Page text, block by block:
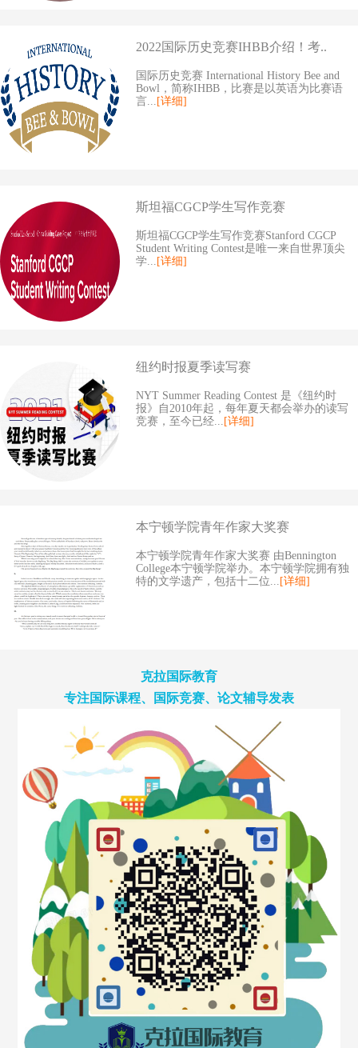
2022国际历史竞赛IHBB介绍！考..
国际历史竞赛 International History Bee and
Bowl，简称IHBB，比赛是以英语为比赛语
言... [详细]
斯坦福CGCP学生写作竞赛
斯坦福CGCP学生写作竞赛Stanford CGCP
Student Writing Contest是唯一来自世界顶尖
学... [详细]
纽约时报夏季读写赛
NYT Summer Reading Contest 是《纽约时
报》自2010年起，每年夏天都会举办的读写
竞赛，至今已经... [详细]
本宁顿学院青年作家大奖赛
本宁顿学院青年作家大奖赛 由Bennington
College本宁顿学院举办。本宁顿学院拥有独
特的文学遗产，包括十二位... [详细]
克拉国际教育
专注国际课程、国际竞赛、论文辅导发表